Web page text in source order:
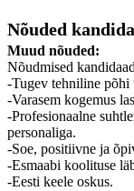
Nõuded
Muud nõuded:
Nõudmised
-Tugev tehniline põhi
-Varasem kogemus
-Profesionaalne
personaliga.
-Soe, positiivne ja
-Esmaabi koolituse
-Eesti keele oskus.